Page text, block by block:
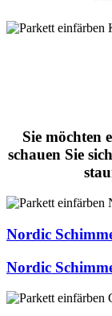
Sie möchten
schauen Sie
Nordic
Nordic